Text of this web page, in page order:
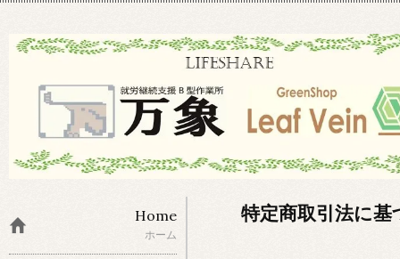
特定商取引法に
Home
ホーム